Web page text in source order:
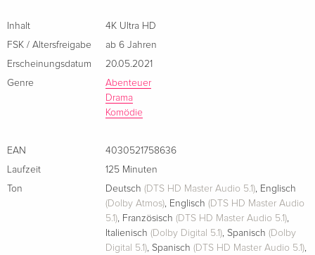
Lügenkonstrukten entdecken - doch Edward Blooms
"Wirklichkeit" ist eine andere ..
Inhalt
4K Ultra HD
FSK / Altersfreigabe
ab 6 Jahren
Erscheinungsdatum
20.05.2021
Genre
Abenteuer
Drama
Komödie
EAN
4030521758636
Laufzeit
125 Minuten
Ton
Deutsch (DTS HD Master Audio 5.1)
Englisch
(Dolby Atmos)
Englisch (DTS HD Master Audio
5.1)
Französisch (DTS HD Master Audio 5.1)
Italienisch (Dolby Digital 5.1) Spanisch (Dolby
Digital 5.1) Spanisch (DTS HD Master Audio 5.1)